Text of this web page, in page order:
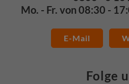
Mo. - Fr. von 08:30 -
E-Mail
Folge